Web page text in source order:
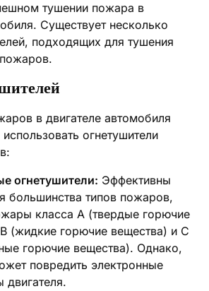
тушении пожара в
Существует несколько
подходящих для тушения
в двигателе автомобиля
огнетушители
огнетушители: Эффективны
большинства типов пожаров,
класса A (твердые горючие
(жидкие горючие вещества) и C
горючие вещества). Однако,
повредить электронные
двигателя.